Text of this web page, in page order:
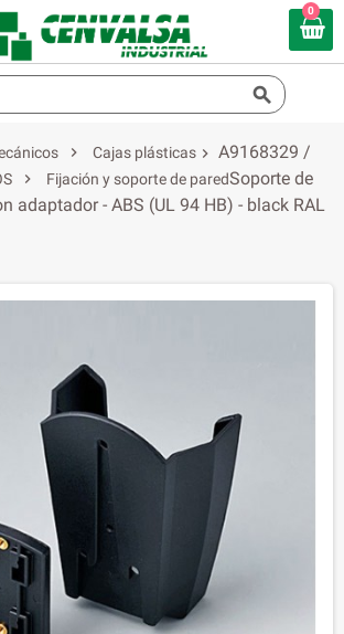
0


Cajas plásticas
 Fijación y soporte de pared
 A9168329 /
Soporte de
adaptador - ABS (UL 94 HB) - black RAL